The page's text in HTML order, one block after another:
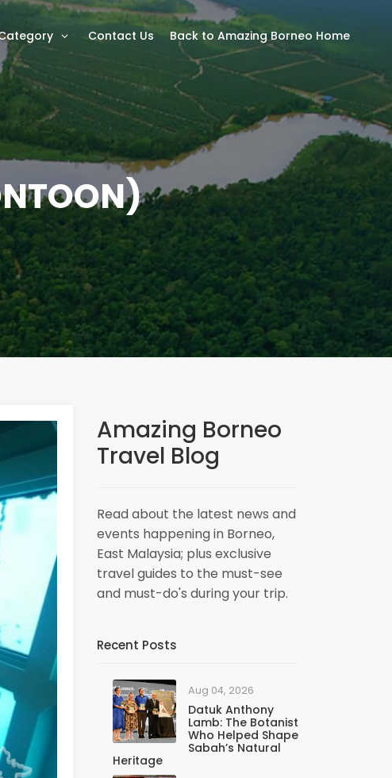
Amazing Borneo
Travel Blog
Read about the latest news and
events happening in Borneo,
East Malaysia; plus exclusive
travel guides to the must-see
and must-do's during your trip.
Recent Posts
Aug 04, 2026
Datuk Anthony
Lamb: The Botanist
Who Helped Shape
Sabah’s Natural
Heritage
Contact Us Back to Amazing Borneo Home